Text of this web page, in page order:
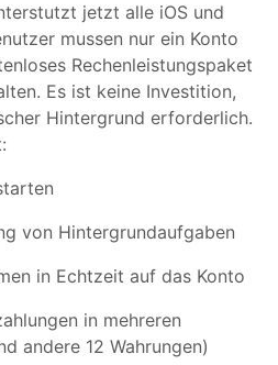
jetzt alle iOS und
mussen nur ein Konto
Rechenleistungspaket
Es ist keine Investition,
Hintergrund erforderlich.
von Hintergrundaufgaben
in Echtzeit auf das Konto
in mehreren
andere 12 Wahrungen)